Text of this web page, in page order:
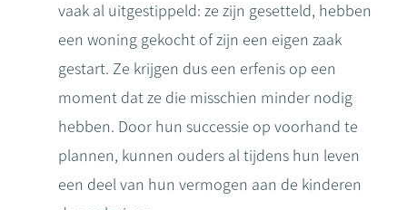
vaak al uitgestippeld: ze zijn gesetteld, hebben
een woning gekocht of zijn een eigen zaak
gestart. Ze krijgen dus een erfenis op een
moment dat ze die misschien minder nodig
hebben. Door hun successie op voorhand te
plannen, kunnen ouders al tijdens hun leven
een deel van hun vermogen aan de kinderen